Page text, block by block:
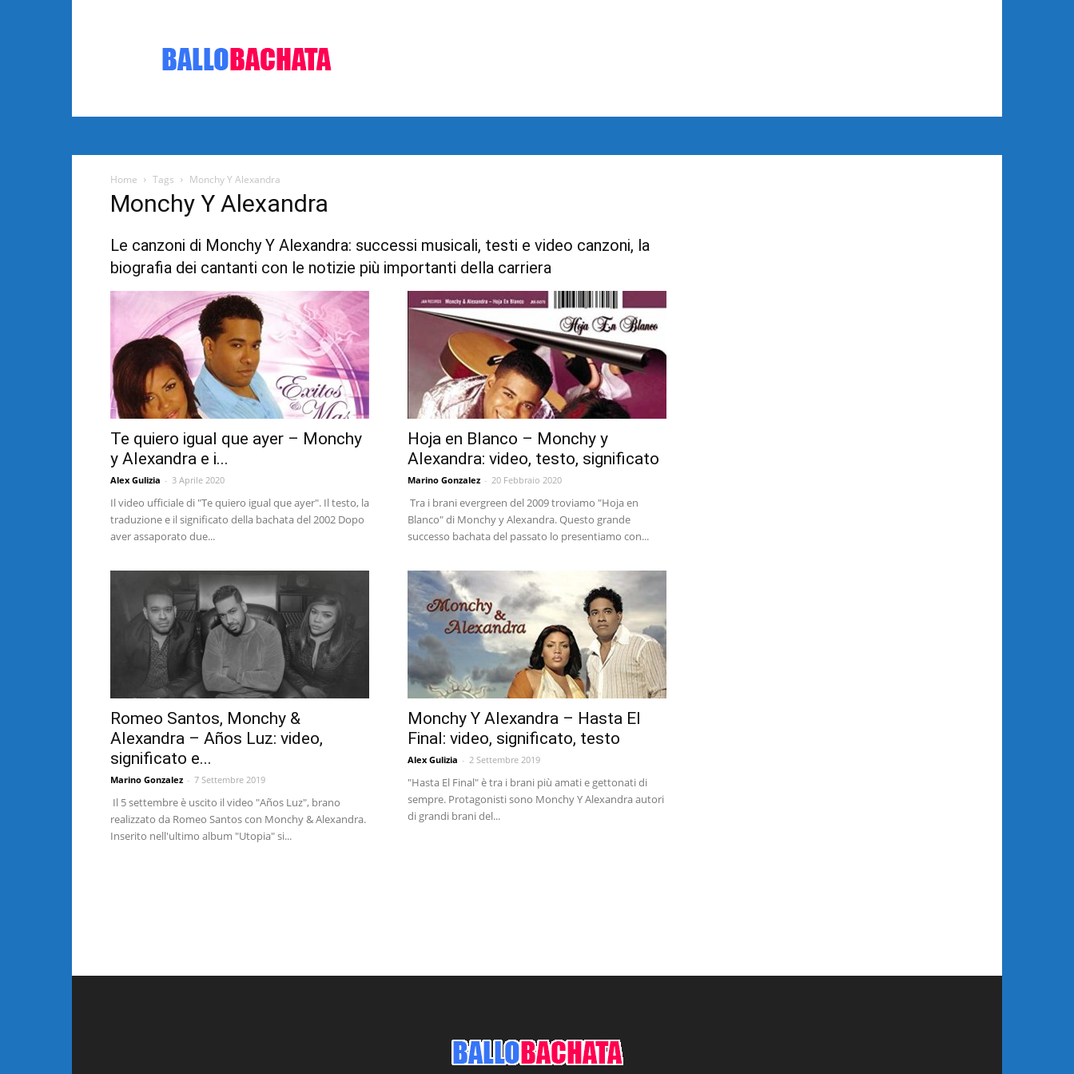
video
Home Tags Monchy Y Alexandra
Monchy Y Alexandra
Le canzoni di Monchy Y Alexandra: successi musicali, testi e video canzoni, la
biografia dei cantanti con le notizie più importanti della carriera
Te quiero igual que ayer – Monchy
y Alexandra e i...
Alex Gulizia - 3 Aprile 2020
Il video ufficiale di "Te quiero igual que ayer". Il testo, la
traduzione e il significato della bachata del 2002 Dopo
aver assaporato due...
Hoja en Blanco – Monchy y
Alexandra: video, testo, significato
Marino Gonzalez - 20 Febbraio 2020
Tra i brani evergreen del 2009 troviamo "Hoja en
Blanco" di Monchy y Alexandra. Questo grande
successo bachata del passato lo presentiamo con...
Romeo Santos, Monchy &
Alexandra – Años Luz: video,
significato e...
Marino Gonzalez - 7 Settembre 2019
Il 5 settembre è uscito il video "Años Luz", brano
realizzato da Romeo Santos con Monchy & Alexandra.
Inserito nell'ultimo album "Utopia" si...
Monchy Y Alexandra – Hasta El
Final: video, significato, testo
Alex Gulizia - 2 Settembre 2019
"Hasta El Final" è tra i brani più amati e gettonati di
sempre. Protagonisti sono Monchy Y Alexandra autori
di grandi brani del...